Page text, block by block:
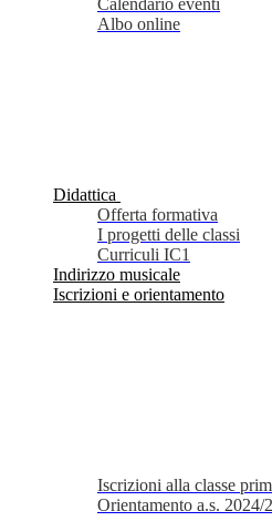
Calendario eventi
Albo online
Didattica
Offerta formativa
I progetti delle classi
Curriculi IC1
Indirizzo musicale
Iscrizioni e orientamento
Iscrizioni alla classe
Orientamento a.s. 2024/